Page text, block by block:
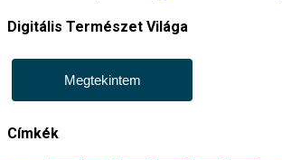
Digitális Természet Világa
Megtekintem
Címkék